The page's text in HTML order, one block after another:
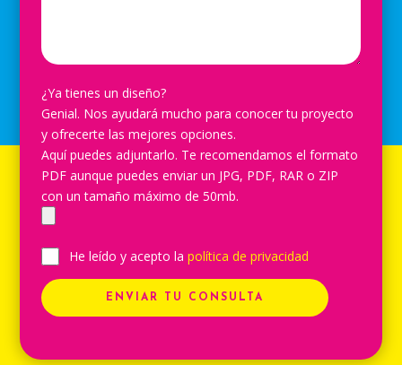
¿Ya tienes un diseño?
Genial. Nos ayudará mucho para conocer tu proyecto
y ofrecerte las mejores opciones.
Aquí puedes adjuntarlo. Te recomendamos el formato
PDF aunque puedes enviar un JPG, PDF, RAR o ZIP
con un tamaño máximo de 50mb.
He leído y acepto lapolítica de privacidad